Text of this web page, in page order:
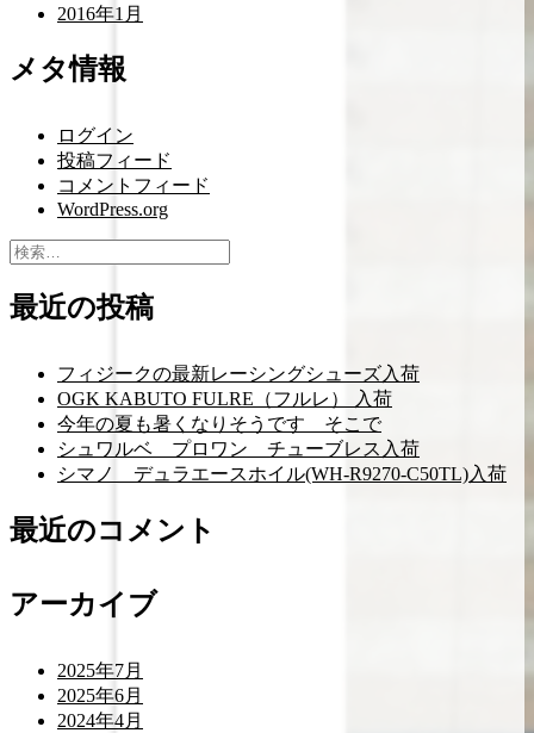
2016年1月
メタ情報
ログイン
投稿フィード
コメントフィード
WordPress.org
検
最近の投稿
フィジークの最新レーシングシューズ入荷
OGK KABUTO FULRE（フルレ） 入荷
今年の夏も暑くなりそうです そこで
シュワルベ プロワン チューブレス入荷
シマノ デュラエースホイル(WH-R9270-C50TL)入荷
最近のコメント
アーカイブ
2025年7月
2025年6月
2024年4月